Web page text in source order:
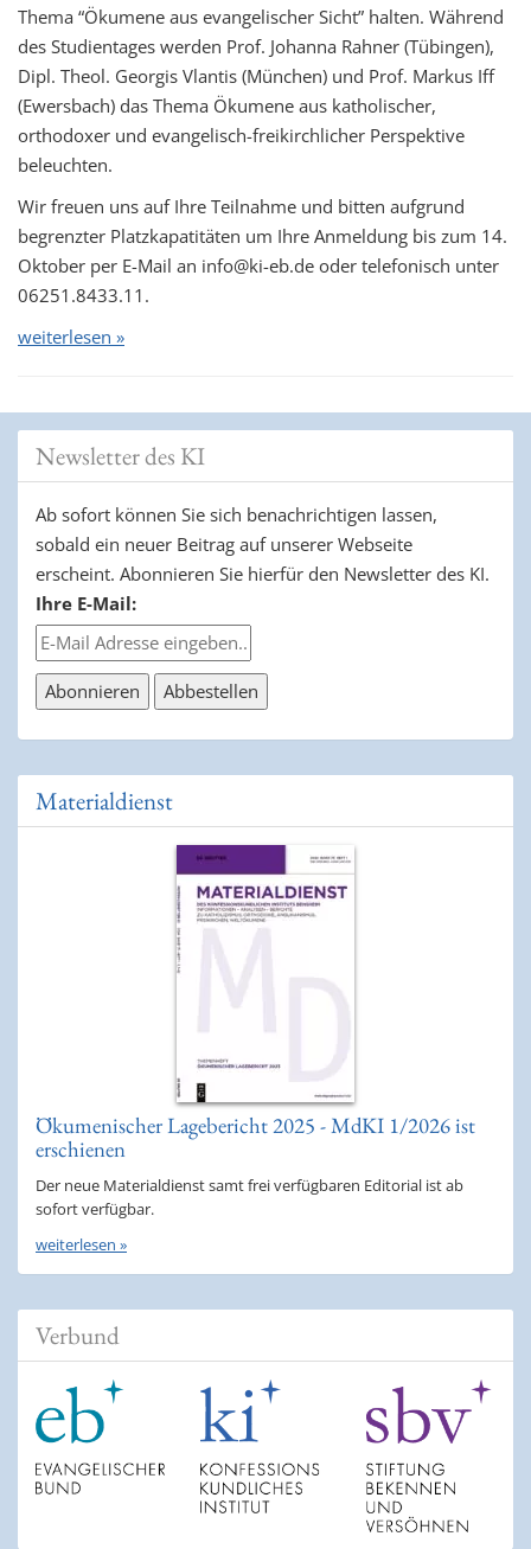
Thema “Ökumene aus evangelischer Sicht” halten. Während
des Studientages werden Prof. Johanna Rahner (Tübingen),
Dipl. Theol. Georgis Vlantis (München) und Prof. Markus Iff
(Ewersbach) das Thema Ökumene aus katholischer,
orthodoxer und evangelisch-freikirchlicher Perspektive
beleuchten.
Wir freuen uns auf Ihre Teilnahme und bitten aufgrund
begrenzter Platzkapatitäten um Ihre Anmeldung bis zum 14.
Oktober per E-Mail an info@ki-eb.de oder telefonisch unter
06251.8433.11.
weiterlesen »
Newsletter des KI
Ab sofort können Sie sich benachrichtigen lassen,
sobald ein neuer Beitrag auf unserer Webseite
erscheint. Abonnieren Sie hierfür den Newsletter des KI.
Ihre E-Mail:
Materialdienst
Ökumenischer Lagebericht 2025 - MdKI 1/2026 ist
erschienen
Der neue Materialdienst samt frei verfügbaren Editorial ist ab
sofort verfügbar.
weiterlesen »
Verbund